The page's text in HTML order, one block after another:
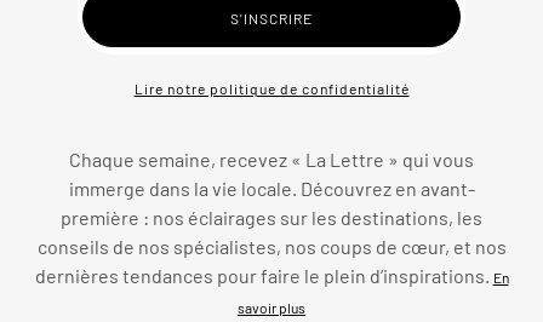
Lire notre politique de confidentialité
Chaque semaine, recevez « La Lettre » qui vous
immerge dans la vie locale. Découvrez en avant-
première : nos éclairages sur les destinations, les
conseils de nos spécialistes, nos coups de cœur, et nos
dernières tendances pour faire le plein d’inspirations.
En
savoir plus